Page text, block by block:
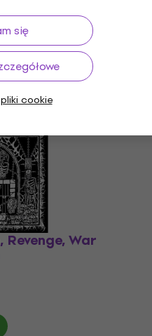
się
cookie
War